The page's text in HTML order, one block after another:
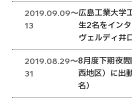
2019.09.09〜
13
広島工業大学
生2名をイン
ヴェルディ井
2019.08.29〜
31
8月度下期夜
西地区）に出
名）